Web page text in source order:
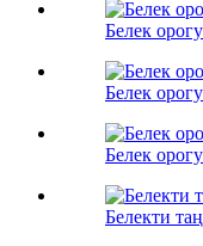
Белек
Белек
Белек
Белекти